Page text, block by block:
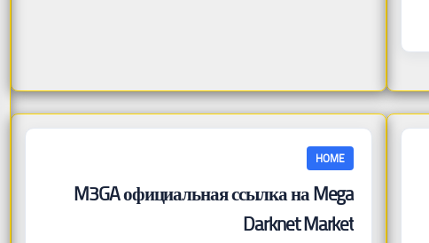
HOME
M3GA официальная ссылка на Mega
Darknet Market